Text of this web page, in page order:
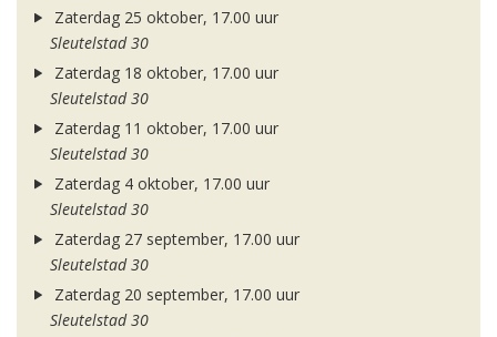
Zaterdag 25 oktober, 17.00 uur
Sleutelstad 30
Zaterdag 18 oktober, 17.00 uur
Sleutelstad 30
Zaterdag 11 oktober, 17.00 uur
Sleutelstad 30
Zaterdag 4 oktober, 17.00 uur
Sleutelstad 30
Zaterdag 27 september, 17.00 uur
Sleutelstad 30
Zaterdag 20 september, 17.00 uur
Sleutelstad 30